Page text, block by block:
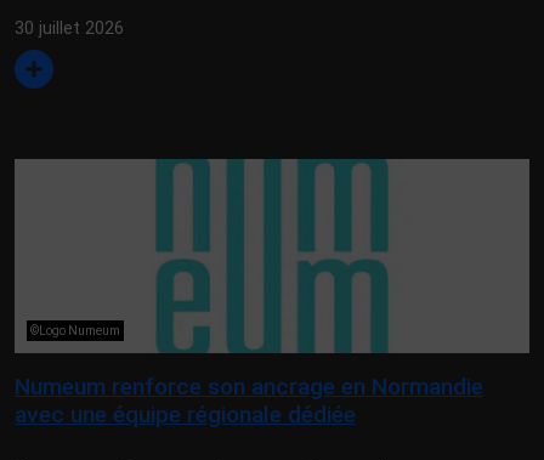
30 juillet 2026
©Logo Numeum
Numeum renforce son ancrage en Normandie
avec une équipe régionale dédiée